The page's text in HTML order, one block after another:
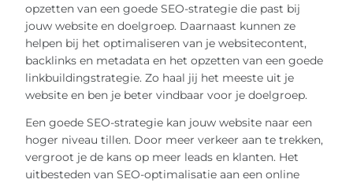
opzetten van een goede SEO-strategie die past bij
jouw website en doelgroep. Daarnaast kunnen ze
helpen bij het optimaliseren van je websitecontent,
backlinks en metadata en het opzetten van een goede
linkbuildingstrategie. Zo haal jij het meeste uit je
website en ben je beter vindbaar voor je doelgroep.
Een goede SEO-strategie kan jouw website naar een
hoger niveau tillen. Door meer verkeer aan te trekken,
vergroot je de kans op meer leads en klanten. Het
uitbesteden van SEO-optimalisatie aan een online